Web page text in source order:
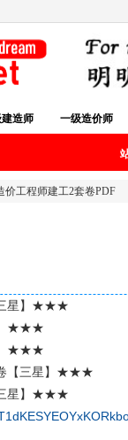
造师 一级造价师
价工程师建工2套卷PDF
三星】★★★
】★★★
】★★★
卷【三星】★★★
三星】★★★